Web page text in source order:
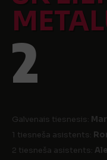
2
Galvenais tiesnesis:
1 tiesneša asistents:
2 tiesneša asistents: